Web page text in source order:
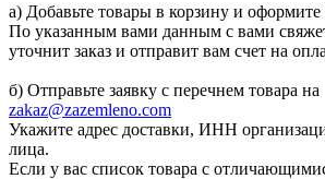
а) Добавьте товары в корзину и оформите
По указанным вами данным с вами
уточнит заказ и отправит вам счет на
б) Отправьте заявку с перечнем товара на
zakaz@zazemleno.com
Укажите адрес доставки, ИНН
лица.
Если у вас список товара с